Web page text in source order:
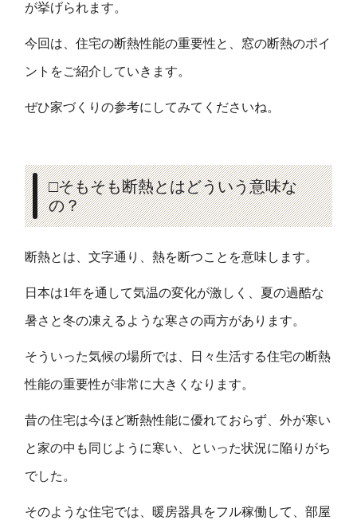
が挙げられます。
今回は、住宅の断熱性能の重要性と、窓の断熱のポイ
ントをご紹介していきます。
ぜひ家づくりの参考にしてみてくださいね。
□そもそも断熱とはどういう意味な
の？
断熱とは、文字通り、熱を断つことを意味します。
日本は1年を通して気温の変化が激しく、夏の過酷な
暑さと冬の凍えるような寒さの両方があります。
そういった気候の場所では、日々生活する住宅の断熱
性能の重要性が非常に大きくなります。
昔の住宅は今ほど断熱性能に優れておらず、外が寒い
と家の中も同じように寒い、といった状況に陥りがち
でした。
そのような住宅では、暖房器具をフル稼働して、部屋